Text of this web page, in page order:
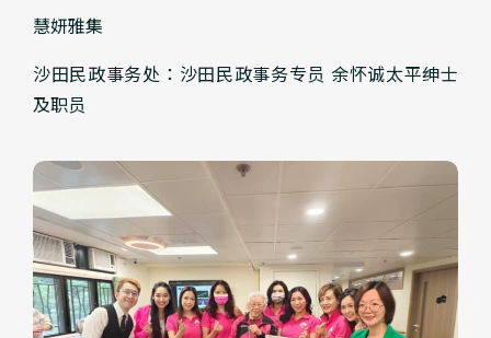
慧妍雅集
沙田民政事务处：沙田民政事务专员 余怀诚太平绅士
及职员